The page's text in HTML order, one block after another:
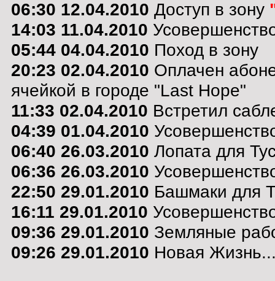
06:30 12.04.2010 Доступ в зону
14:03 11.04.2010
05:44 04.04.2010 Поход в зону
20:23 02.04.2010 Оплачен
ячейкой в городе "Last Hope"
11:33 02.04.2010 Встретил
04:39 01.04.2010
06:40 26.03.2010 Лопата для
06:36 26.03.2010
22:50 29.01.2010 Башмаки для
16:11 29.01.2010
09:36 29.01.2010 Земляные
09:26 29.01.2010 Новая